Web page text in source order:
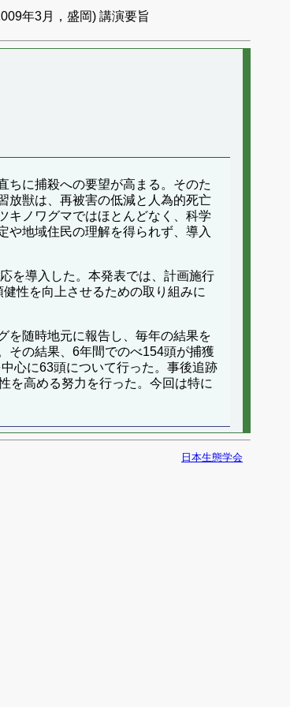
年3月，盛岡) 講演要旨
ちに捕殺への要望が高まる。そのた
放獣は、再被害の低減と人為的死亡
キノワグマではほとんどなく、科学
や地域住民の理解を得られず、導入
を導入した。本発表では、計画施行
性を向上させるための取り組みに
を随時地元に報告し、毎年の結果を
その結果、6年間でのべ154頭が捕獲
心に63頭について行った。事後追跡
を高める努力を行った。今回は特に
日本生態学会